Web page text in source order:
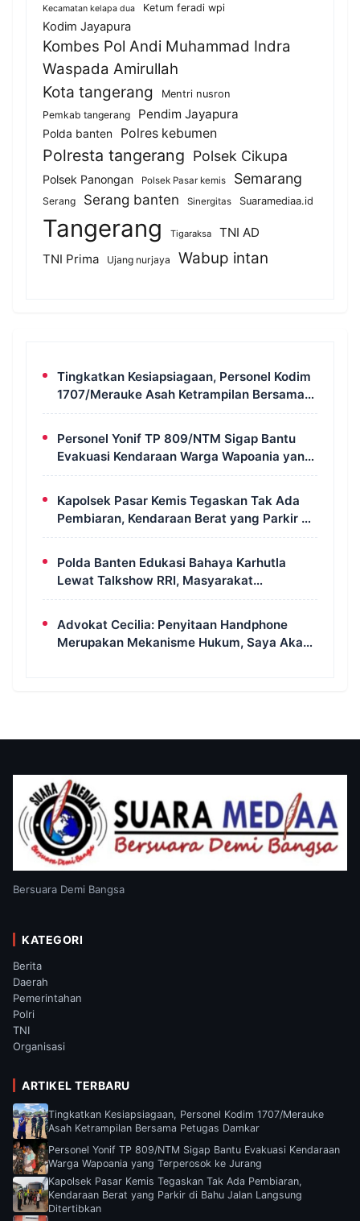
Kecamatan kelapa dua Ketum feradi wpi
Kodim Jayapura
Kombes Pol Andi Muhammad Indra
Waspada Amirullah
Kota tangerang
Mentri nusron
Pemkab tangerang
Pendim Jayapura
Polda banten Polres kebumen
Polresta tangerang Polsek Cikupa
Polsek Panongan Polsek Pasar kemis Semarang
Serang Serang banten Sinergitas Suaramediaa.id
Tangerang Tigaraksa
TNI AD
TNI Prima
Ujang nurjaya Wabup intan
Tingkatkan Kesiapsiagaan, Personel Kodim
1707/Merauke Asah Ketrampilan Bersama
Petugas Damkar
Personel Yonif TP 809/NTM Sigap Bantu
Evakuasi Kendaraan Warga Wapoania yang
Terperosok ke Jurang
Kapolsek Pasar Kemis Tegaskan Tak Ada
Pembiaran, Kendaraan Berat yang Parkir di
Bahu Jalan Langsung Ditertibkan
Polda Banten Edukasi Bahaya Karhutla
Lewat Talkshow RRI, Masyarakat
Diingatkan Ancaman Pidana Pembakaran
Advokat Cecilia: Penyitaan Handphone
Merupakan Mekanisme Hukum, Saya Akan
Bersuara Demi Bangsa
KATEGORI
Berita
Daerah
Pemerintahan
Polri
TNI
Organisasi
ARTIKEL TERBARU
Tingkatkan Kesiapsiagaan, Personel Kodim 1707/Merauke
Asah Ketrampilan Bersama Petugas Damkar
Personel Yonif TP 809/NTM Sigap Bantu Evakuasi Kendaraan
Warga Wapoania yang Terperosok ke Jurang
Kapolsek Pasar Kemis Tegaskan Tak Ada Pembiaran,
Kendaraan Berat yang Parkir di Bahu Jalan Langsung
Ditertibkan